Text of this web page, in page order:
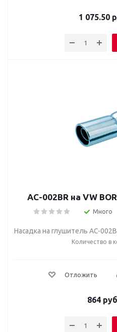
1 075.50
AC-002BR на VW
Много
Насадка на глушитель AC-
Количество в
Отложить
864